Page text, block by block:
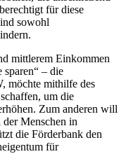
für diese
sowohl
mittlerem Einkommen
sparen“ – die
möchte mithilfe des
um die
Zum anderen will
der Menschen in
die Förderbank den
für